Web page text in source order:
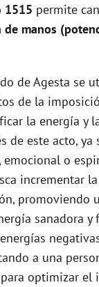
1515 permite
manos
de Agesta se
de la
la energía y
de este acto, ya
emocional o
incrementar
promoviendo
sanadora y
a una
optimizar el